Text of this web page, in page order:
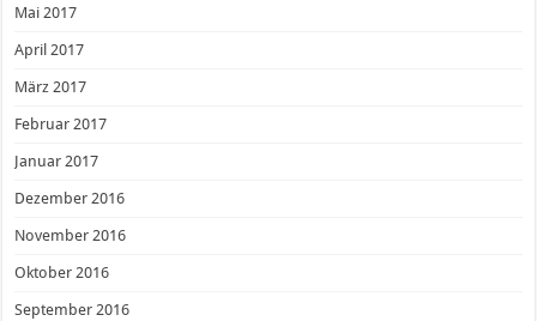
Mai 2017
April 2017
März 2017
Februar 2017
Januar 2017
Dezember 2016
November 2016
Oktober 2016
September 2016